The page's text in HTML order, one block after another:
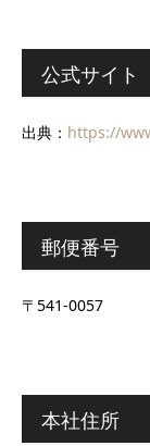
公式サイト
出典： https://
郵便番号
〒541-0057
本社住所